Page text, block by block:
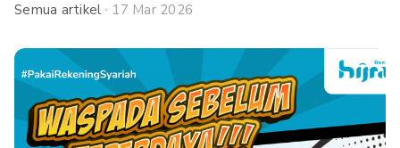
Semua artikel 17 Mar 2026